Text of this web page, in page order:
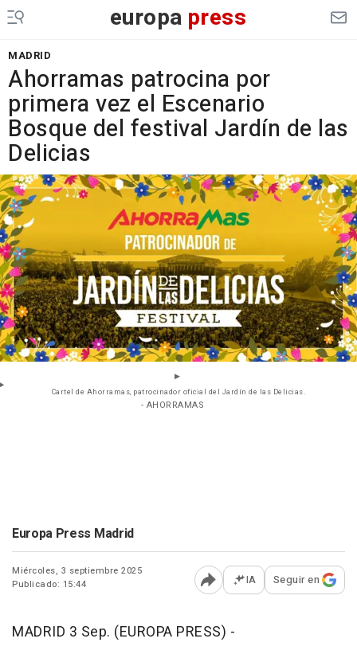
europa press
MADRID
Ahorramas patrocina por
primera vez el Escenario
Bosque del festival Jardín de las
Delicias
Cartel de Ahorramas, patrocinador oficial del Jardín de las Delicias.
- AHORRAMAS
Europa Press Madrid
Miércoles, 3 septiembre 2025
Publicado: 15:44
Abrir opciones para
IA Seguir en
MADRID 3 Sep. (EUROPA PRESS) -